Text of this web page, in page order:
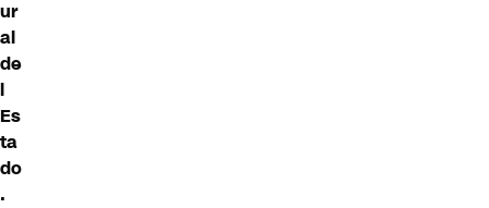
ur
al
de
l
Es
ta
do
.